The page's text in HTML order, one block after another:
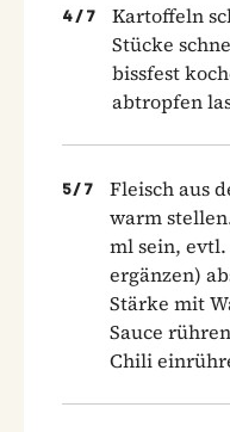
4 / 7
Kartoffeln
Stücke
bissfest
abtropfen
5/ 7
Fleisch aus
warm
ml sein,
ergänzen)
Stärke mit
Sauce
Chili